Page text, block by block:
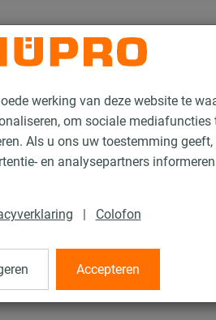
werking van deze website te
om sociale mediafuncties
Als u ons uw toestemming
en analysepartners
| Colofon
Accepteren
installatierails